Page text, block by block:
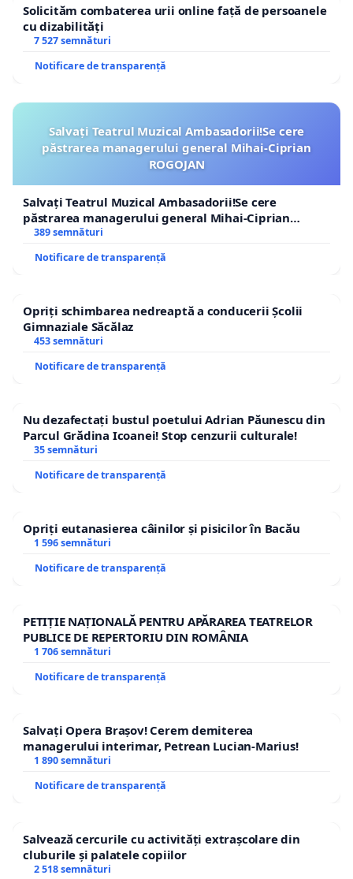
Solicităm combaterea urii online față de persoanele
cu dizabilități
7 527 semnături
Notificare de transparență
Salvați Teatrul Muzical Ambasadorii!Se cere
păstrarea managerului general Mihai-Ciprian
ROGOJAN
Salvați Teatrul Muzical Ambasadorii!Se cere
păstrarea managerului general Mihai-Ciprian
ROGOJAN
389 semnături
Notificare de transparență
Opriți schimbarea nedreaptă a conducerii Școlii
Gimnaziale Săcălaz
453 semnături
Notificare de transparență
Nu dezafectați bustul poetului Adrian Păunescu din
Parcul Grădina Icoanei! Stop cenzurii culturale!
35 semnături
Notificare de transparență
Opriți eutanasierea câinilor și pisicilor în Bacău
1 596 semnături
Notificare de transparență
PETIȚIE NAȚIONALĂ PENTRU APĂRAREA TEATRELOR
PUBLICE DE REPERTORIU DIN ROMÂNIA
1 706 semnături
Notificare de transparență
Salvați Opera Brașov! Cerem demiterea
managerului interimar, Petrean Lucian-Marius!
1 890 semnături
Notificare de transparență
Salvează cercurile cu activități extrașcolare din
cluburile și palatele copiilor
2 518 semnături